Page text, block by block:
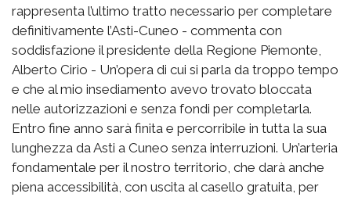
rappresenta l’ultimo tratto necessario per completare
definitivamente l’Asti-Cuneo - commenta con
soddisfazione il presidente della Regione Piemonte,
Alberto Cirio - Un’opera di cui si parla da troppo tempo
e che al mio insediamento avevo trovato bloccata
nelle autorizzazioni e senza fondi per completarla.
Entro fine anno sarà finita e percorribile in tutta la sua
lunghezza da Asti a Cuneo senza interruzioni. Un’arteria
fondamentale per il nostro territorio, che darà anche
piena accessibilità, con uscita al casello gratuita, per